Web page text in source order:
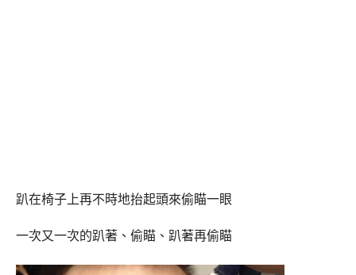
趴在椅子上再不時地抬起頭來偷瞄一眼
一次又一次的趴著、偷瞄、趴著再偷瞄